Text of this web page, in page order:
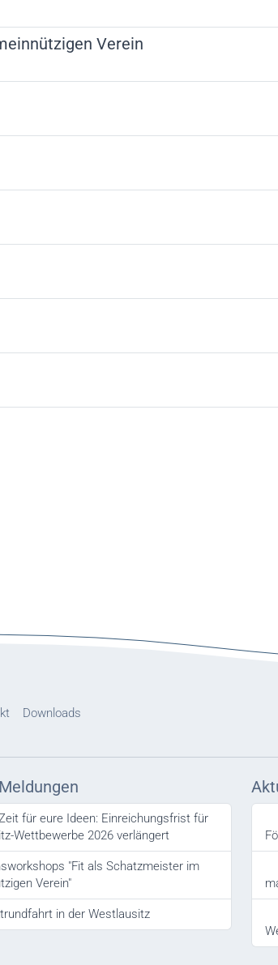
Verein
Downloads
für eure Ideen: Einreichungsfrist für
Wettbewerbe 2026 verlängert
"Fit als Schatzmeister im
Verein"
in der Westlausitz